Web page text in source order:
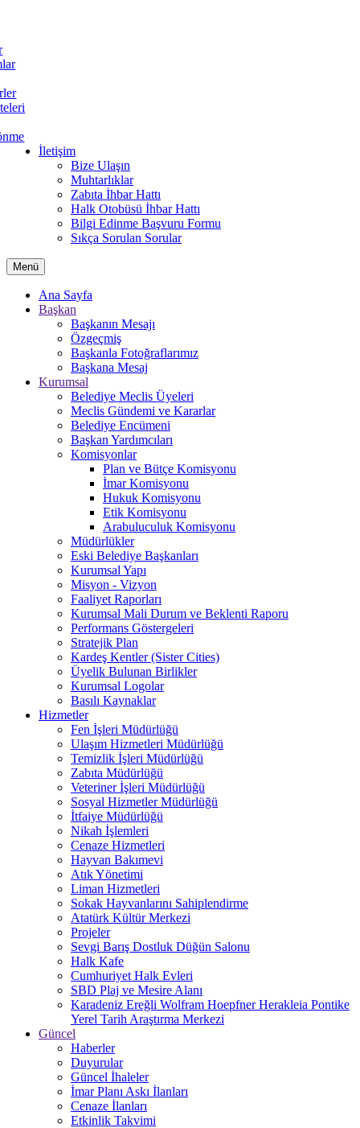
İletişim
Bize Ulaşın
Muhtarlıklar
Zabıta İhbar Hattı
Halk Otobüsü İhbar Hattı
Bilgi Edinme Başvuru Formu
Sıkça Sorulan Sorular
Menü
Ana Sayfa
Başkan
Başkanın Mesajı
Özgeçmiş
Başkanla Fotoğraflarımız
Başkana Mesaj
Kurumsal
Belediye Meclis Üyeleri
Meclis Gündemi ve Kararlar
Belediye Encümeni
Başkan Yardımcıları
Komisyonlar
Plan ve Bütçe Komisyonu
İmar Komisyonu
Hukuk Komisyonu
Etik Komisyonu
Arabuluculuk Komisyonu
Müdürlükler
Eski Belediye Başkanları
Kurumsal Yapı
Misyon - Vizyon
Faaliyet Raporları
Kurumsal Mali Durum ve Beklenti Raporu
Performans Göstergeleri
Stratejik Plan
Kardeş Kentler (Sister Cities)
Üyelik Bulunan Birlikler
Kurumsal Logolar
Basılı Kaynaklar
Hizmetler
Fen İşleri Müdürlüğü
Ulaşım Hizmetleri Müdürlüğü
Temizlik İşleri Müdürlüğü
Zabıta Müdürlüğü
Veteriner İşleri Müdürlüğü
Sosyal Hizmetler Müdürlüğü
İtfaiye Müdürlüğü
Nikah İşlemleri
Cenaze Hizmetleri
Hayvan Bakımevi
Atık Yönetimi
Liman Hizmetleri
Sokak Hayvanlarını Sahiplendirme
Atatürk Kültür Merkezi
Projeler
Sevgi Barış Dostluk Düğün Salonu
Halk Kafe
Cumhuriyet Halk Evleri
SBD Plaj ve Mesire Alanı
Karadeniz Ereğli Wolfram Hoepfner Herakleia Pontike
Yerel Tarih Araştırma Merkezi
Güncel
Haberler
Duyurular
Güncel İhaleler
İmar Planı Askı İlanları
Cenaze İlanları
Etkinlik Takvimi